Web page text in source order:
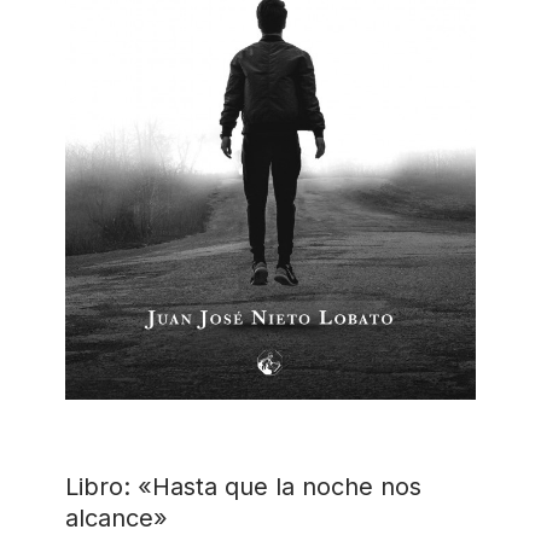
Libro: «Hasta que la noche nos
alcance»